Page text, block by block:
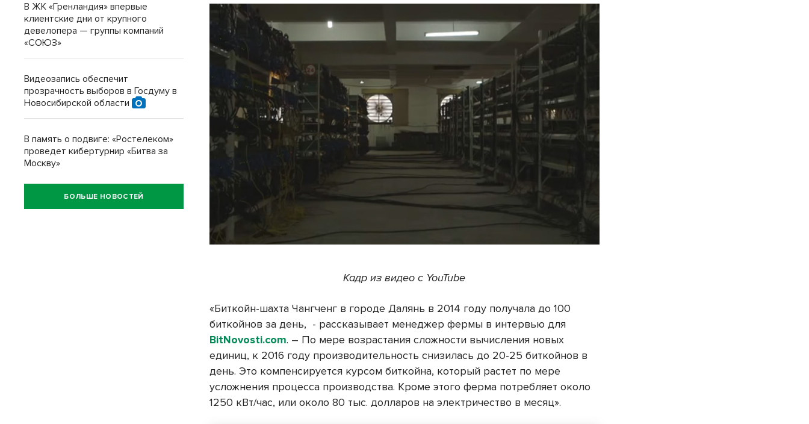
Кадр из видео с YouTube
«Биткойн-шахта Чангченг в городе Далянь в 2014 году получала до 100
биткойнов за день, - рассказывает менеджер фермы в интервью для
BitNovosti.com. – По мере возрастания сложности вычисления новых
единиц, к 2016 году производительность снизилась до 20-25 биткойнов в
день. Это компенсируется курсом биткойна, который растет по мере
усложнения процесса производства. Кроме этого ферма потребляет около
1250 кВт/час, или около 80 тыс. долларов на электричество в месяц».
В ЖК «Гренландия» впервые
клиентские дни от крупного
девелопера — группы компаний
«СОЮЗ»
Видеозапись обеспечит
прозрачность выборов в Госдуму в
Новосибирской области
В память о подвиге: «Ростелеком»
проведет кибертурнир «Битва за
Москву»
БОЛЬШЕ НОВОСТЕЙ